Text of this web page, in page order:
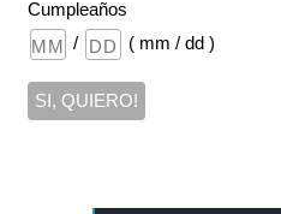
Cumpleaños
/
( mm / dd )